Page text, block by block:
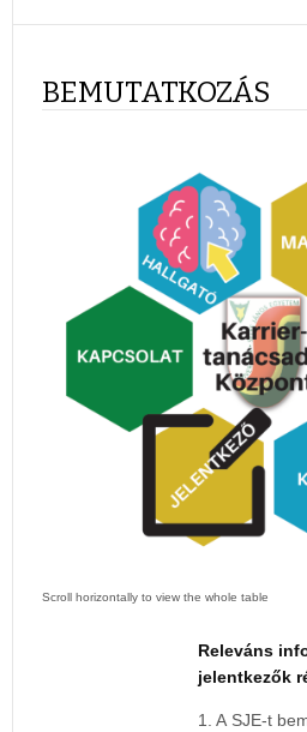
BEMUTATKOZÁS
Releváns
jelentkezők
1. A SJE-t